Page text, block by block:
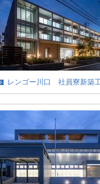
レンゴー川口 社員寮新築